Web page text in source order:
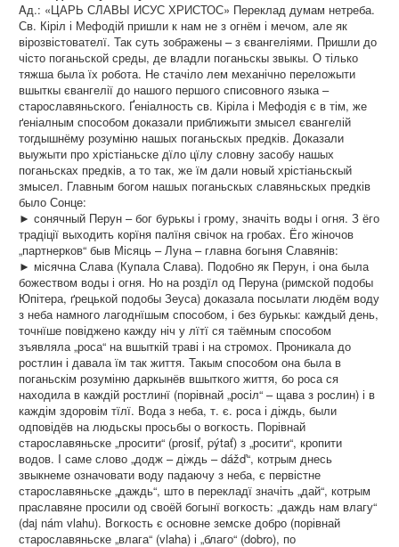
Aд.: «ЦАРЬ СЛАВЫ ИСУС ХРИСТОС» Переклад думам нетреба.
Св. Кіріл і Мефодій пришли к нам не з огнём і мечом, але як
вірозвістователї. Так суть зображены – з євангеліями. Пришли до
чісто поганьской среды, де владли поганьскы звыкы. О тілько
тяжша была їх робота. Не стачіло лем механічно переложыти
вшыткы євангелії до нашого першого списовного языка –
старославяньского. Ґеніалность св. Кіріла і Мефодія є в тім, же
ґеніалным способом доказали приближыти змысел євангелій
тогдышнёму розуміню нашых поганьскых предків. Доказали
выужыти про хрістіаньске дїло цїлу словну засобу нашых
поганьсках предків, а то так, же їм дали новый хрістіаньскый
змысел. Главным богом нашых поганьскых славяньскых предків
было Сонце:
► сонячный Перун – бог бурькы і грому, значіть воды i огня. З ёго
традіції выходить корїня палїня свічок на гробах. Ёго жіночов
„партнерков“ быв Місяць – Луна – главна богыня Славянів:
► місячна Слава (Купала Слава). Подобно як Перун, і она была
божеством воды і огня. Но на роздїл од Перуна (римской подобы
Юпітера, ґрецькой подобы Зеуса) доказала посылати людём воду
з неба намного лагоднїшым способом, і без бурькы: каждый день,
точнїше повіджено кажду ніч у лїтї ся таёмным способом
зъявляла „роса“ на вшыткій траві і на стромох. Проникала до
ростлин і давала їм так життя. Такым способом она была в
поганьскім розуміню даркынёв вшыткого життя, бо роса ся
находила в каждій ростлинї (порівнай „росіл“ – щава з рослин) і в
каждім здоровім тїлї. Вода з неба, т. є. роса і діждь, были
одповідёв на людьскы просьбы о вогкость. Порівнай
старославяньске „просити“ (prosiť, pýtať) з „росити“, кропити
водов. I саме слово „додж – діждь – dážď“, котрым днесь
звыкнеме означовати воду падаючу з неба, є первістне
старославяньске „даждь“, што в перекладї значіть „дай“, котрым
праславяне просили од своёй богынї вогкость: „даждь нам влагу“
(daj nám vlahu). Вогкость є основне земске добро (порівнай
старославяньске „влага“ (vlaha) і „благо“ (dobro), по